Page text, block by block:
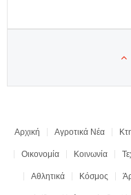
Αρχική Αγροτικά Νέα
Οικονομία Κοινωνία
Αθλητικά Κόσμος